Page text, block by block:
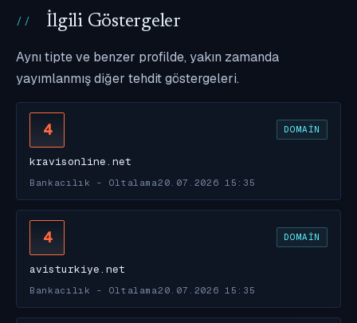
İlgili Göstergeler
Aynı tipte ve benzer profilde, yakın zamanda
yayımlanmış diğer tehdit göstergeleri.
4 DOMAIN
kravisonline.net
Bankacılık - Oltalama20.07.2026 15:35
4 DOMAIN
avisturkiye.net
Bankacılık - Oltalama20.07.2026 15:35